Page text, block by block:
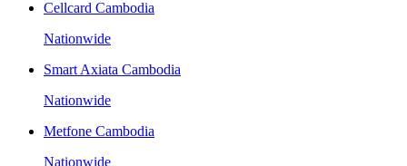
Cellcard Cambodia
Nationwide
Smart Axiata Cambodia
Nationwide
Metfone Cambodia
Nationwide